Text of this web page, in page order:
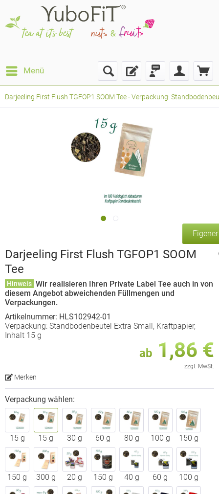
Menü
Darjeeling First Flush TGFOP1 SOOM Tee - Verpackung:
Darjeeling First Flush TGFOP1 SOOM
Tee
Hinweis Wir realisieren Ihren Private Label Tee auch in von
diesem Angebot abweichenden Füllmengen und
Verpackungen.
Artikelnummer: HLS102942-01
Verpackung: Standbodenbeutel Extra Small, Kraftpapier,
Inhalt 15 g
ab 1,86 €
zzgl. MwSt.
Merken
Verpackung wählen:
15 g 15 g 30 g 60 g 80 g 100 g 150 g
150 g 300 g 20 g 150 g 40 g 60 g 100 g